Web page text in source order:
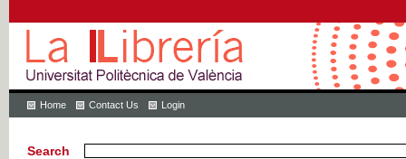
Home Contact Us Login
Search